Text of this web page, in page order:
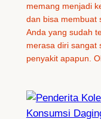
memang menjadi
dan bisa membuat
Anda yang sudah
merasa diri sangat
penyakit apapun.